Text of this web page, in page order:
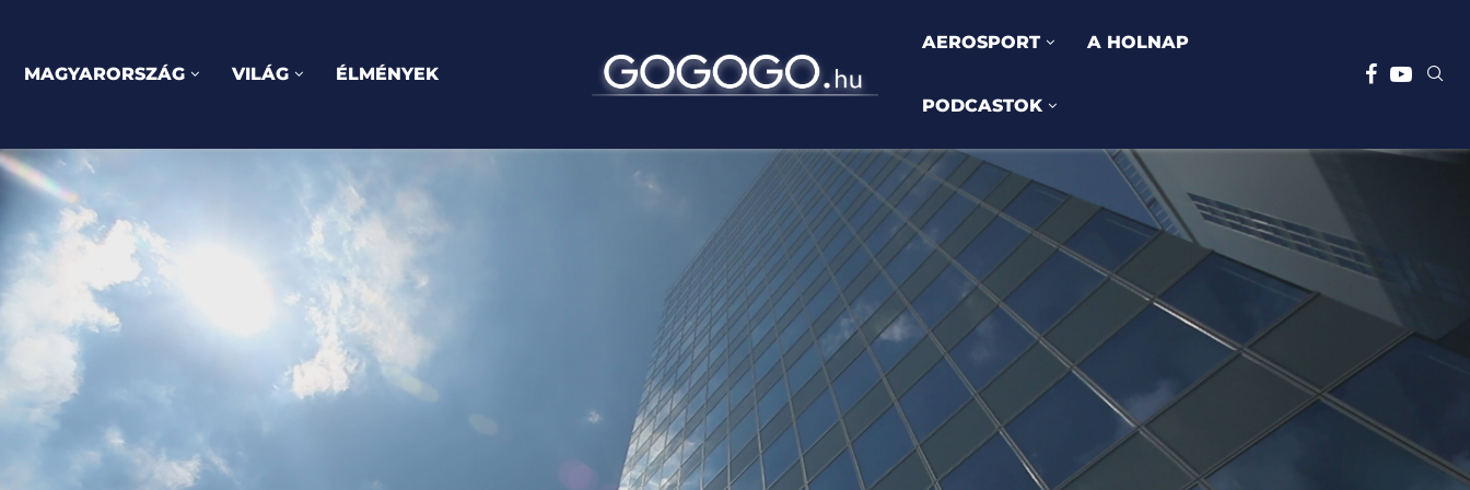
MAGYARORSZÁG VILÁG ÉLMÉNYEK
AEROSPORT A HOLNAP
PODCASTOK